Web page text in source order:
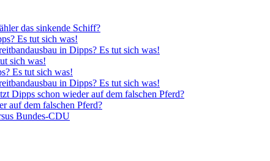
das sinkende Schiff?
Es tut sich was!
in Dipps? Es tut sich was!
sich was!
Es tut sich was!
in Dipps? Es tut sich was!
Dipps schon wieder auf dem falschen Pferd?
auf dem falschen Pferd?
Bundes-CDU